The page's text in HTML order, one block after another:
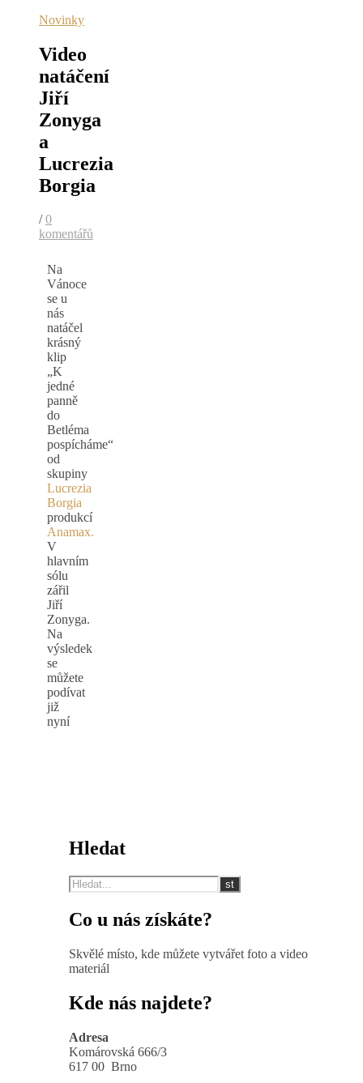
Novinky
Video
natáčení
Jiří
Zonyga
a
Lucrezia
Borgia
/ 0
komentářů
Na
Vánoce
se u
nás
natáčel
krásný
klip
„K
jedné
panně
do
Betléma
pospícháme“
od
skupiny
Lucrezia
Borgia
produkcí
Anamax.
V
hlavním
sólu
zářil
Jiří
Zonyga.
Na
výsledek
se
můžete
podívat
již
nyní
Hledat
Co u nás získáte?
Skvělé místo, kde můžete vytvářet foto a video
materiál
Kde nás najdete?
Adresa
Komárovská 666/3
617 00 Brno